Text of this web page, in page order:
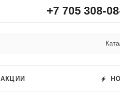
+7 705 308-
АКЦИИ